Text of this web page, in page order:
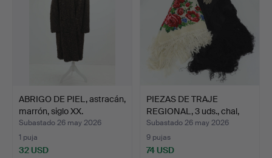
ABRIGO DE PIEL, astracán,
marrón, siglo XX.
Subastado 26 may 2026
1 puja
32 USD
PIEZAS DE TRAJE
REGIONAL, 3 uds., chal,
br…
Subastado 26 may 2026
9 pujas
74 USD